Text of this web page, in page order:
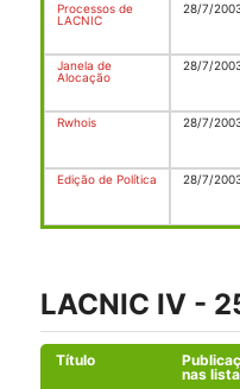
Processos de
LACNIC
28/7/
Janela de
Alocação
28/7/
Rwhois
28/7/
Edição de Política
28/7/
LACNIC IV -
Título
nas